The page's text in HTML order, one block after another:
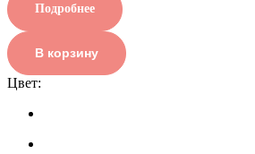
Подробнее
В корзину
Цвет: